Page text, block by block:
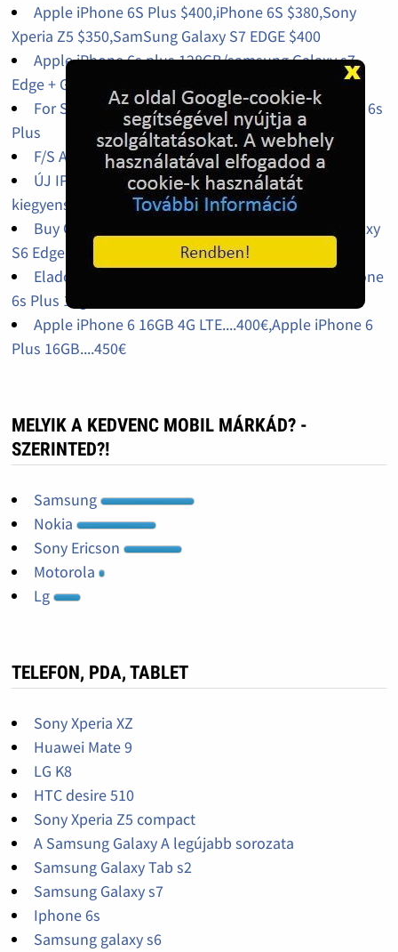
Apple iPhone 6S Plus $400,iPhone 6S $380,Sony
Xperia Z5 $350,SamSung Galaxy S7 EDGE $400
Apple iPhone 6s plus 128GB/samsung Galaxy s7
Edge + Gear VR $400
For Sale : Samsung Galaxy S7 Edge, Apple iPhone 6s
Plus
F/S Authentic iPhones, Samsungs ,Sony Xperia
ÚJ IPHONE 6S, plusz GALAXIS Megjegyzés: 5 saját
kiegyensúlyozó robogó
Buy Original:Apple iPhone 6s 16Gb,Samsung Galaxy
S6 Edge 32Gb (WhatsApp:+254775813894)
Eladó új Apple iPhone 6s 16gb ... 480 €/Apple iPhone
6s Plus 16gb ....530€
Apple iPhone 6 16GB 4G LTE....400€,Apple iPhone 6
Plus 16GB....450€
MELYIK A KEDVENC MOBIL MÁRKÁD? -
SZERINTED?!
Samsung
Nokia
Sony Ericson
Motorola
Lg
TELEFON, PDA, TABLET
Sony Xperia XZ
Huawei Mate 9
LG K8
HTC desire 510
Sony Xperia Z5 compact
A Samsung Galaxy A legújabb sorozata
Samsung Galaxy Tab s2
Samsung Galaxy s7
Iphone 6s
Samsung galaxy s6